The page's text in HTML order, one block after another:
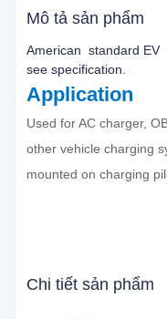
Mô tả sản phẩm
American standard
see specification.
Application
Used for AC charger,
other vehicle charging
mounted on charging
Chi tiết sản phẩm